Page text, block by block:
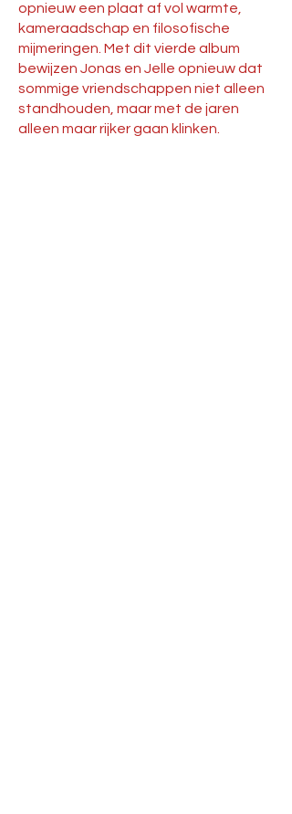
opnieuw een plaat af vol warmte,
kameraadschap en filosofische
mijmeringen. Met dit vierde album
bewijzen Jonas en Jelle opnieuw dat
sommige vriendschappen niet alleen
standhouden, maar met de jaren
alleen maar rijker gaan klinken.